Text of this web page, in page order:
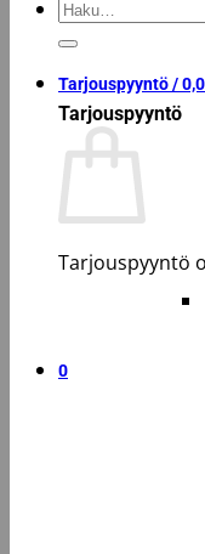
Etsi:
Tarjouspyyntö /
Tarjouspyyntö
Tarjouspyyntö
0